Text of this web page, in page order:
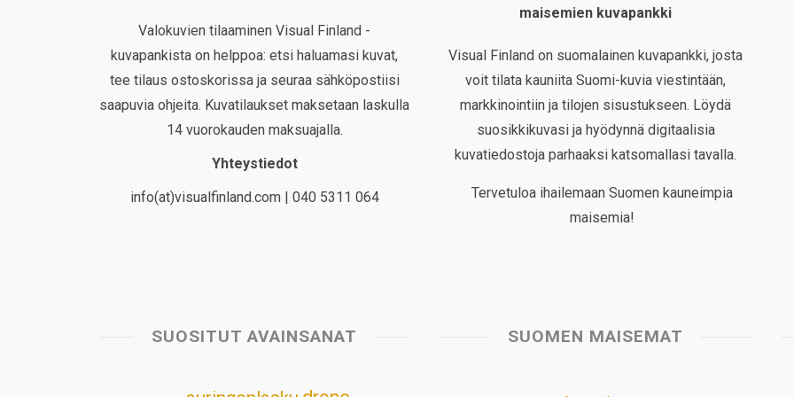
Valokuvien tilaaminen Visual Finland -
kuvapankista on helppoa: etsi haluamasi kuvat,
tee tilaus ostoskorissa ja seuraa sähköpostiisi
saapuvia ohjeita. Kuvatilaukset maksetaan laskulla
14 vuorokauden maksuajalla.
Yhteystiedot
info(at)visualfinland.com | 040 5311 064
maisemien kuvapankki
Visual Finland on suomalainen kuvapankki, josta
voit tilata kauniita Suomi-kuvia viestintään,
markkinointiin ja tilojen sisustukseen. Löydä
suosikkikuvasi ja hyödynnä digitaalisia
kuvatiedostoja parhaaksi katsomallasi tavalla.
Tervetuloa ihailemaan Suomen kauneimpia
maisemia!
SUOSITUT AVAINSANAT SUOMEN MAISEMAT